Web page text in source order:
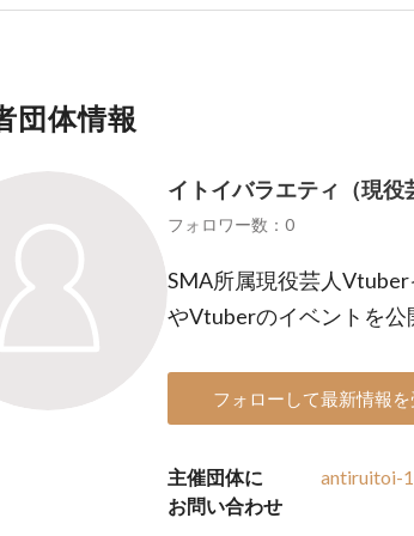
団体情報
イトイバラエティ（現役
フォロワー数：0
SMA所属現役芸人
やVtuberのイベントを公
フォローして最新情報を
主催団体に
お問い合わせ
antiruitoi-